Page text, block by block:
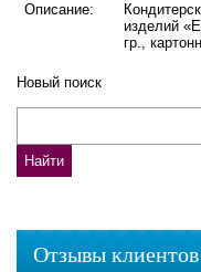
Описание:
изделий
гр.,
Новый поиск
Отзывы клиентов